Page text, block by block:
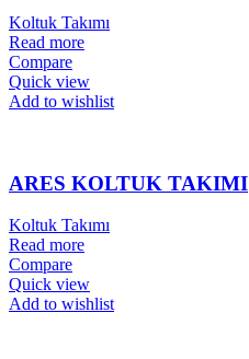
Koltuk Takımı
Read more
Compare
Quick view
Add to wishlist
ARES KOLTUK TAKIMI
Koltuk Takımı
Read more
Compare
Quick view
Add to wishlist